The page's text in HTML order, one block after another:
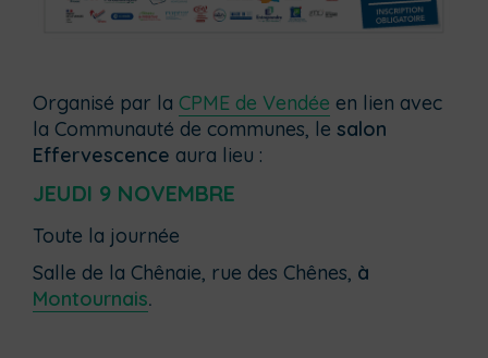
Organisé par la CPME de Vendée en lien avec
la Communauté de communes, le salon
Effervescence aura lieu :
JEUDI 9 NOVEMBRE
Toute la journée
Salle de la Chênaie, rue des Chênes, à
Montournais.